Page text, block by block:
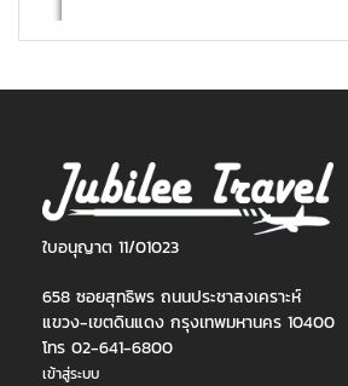
ใบอนุญาต 11/01023
658 ซอยสุทธิพร ถนนประชาสงเคราะห์
แขวง-เขตดินแดง กรุงเทพมหานคร 10400
โทร 02-641-6800
เข้าสู่ระบบ